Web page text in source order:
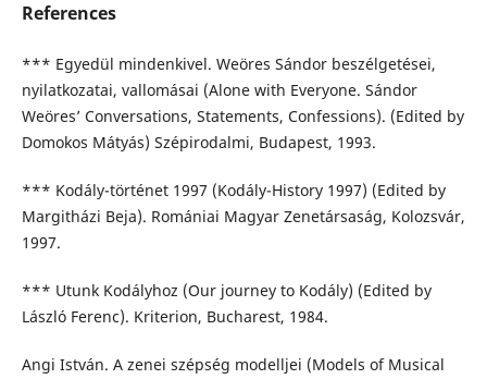
References
*** Egyedül mindenkivel. Weöres Sándor beszélgetései,
nyilatkozatai, vallomásai (Alone with Everyone. Sándor
Weöres’ Conversations, Statements, Confessions). (Edited by
Domokos Mátyás) Szépirodalmi, Budapest, 1993.
*** Kodály-történet 1997 (Kodály-History 1997) (Edited by
Margitházi Beja). Romániai Magyar Zenetársaság, Kolozsvár,
1997.
*** Utunk Kodályhoz (Our journey to Kodály) (Edited by
László Ferenc). Kriterion, Bucharest, 1984.
Angi István. A zenei szépség modelljei (Models of Musical